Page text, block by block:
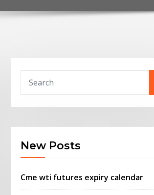
New Posts
Cme wti futures expiry calendar